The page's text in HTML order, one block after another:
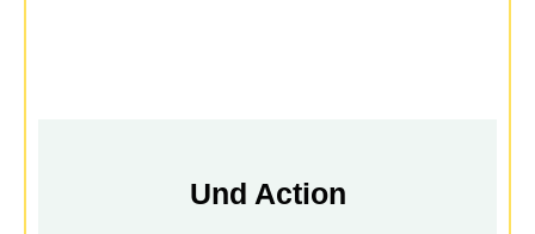
Und Action